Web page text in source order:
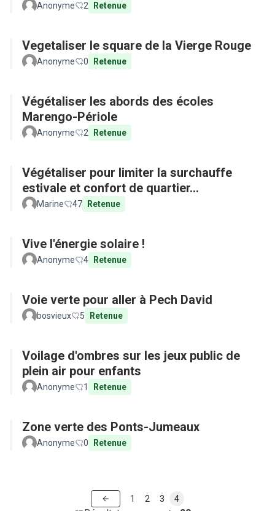
Anonyme 2 Retenue
Vegetaliser le square de la Vierge Rouge
Anonyme 0 Retenue
Végétaliser les abords des écoles
Marengo-Périole
Anonyme 2 Retenue
Végétaliser pour limiter la surchauffe
estivale et confort de quartier...
Marine 47 Retenue
Vive l'énergie solaire !
Anonyme 4 Retenue
Voie verte pour aller à Pech David
bosvieux 5 Retenue
Voilage d'ombres sur les jeux public de
plein air pour enfants
Anonyme 1 Retenue
Zone verte des Ponts-Jumeaux
Anonyme 0 Retenue
1 2 3 4